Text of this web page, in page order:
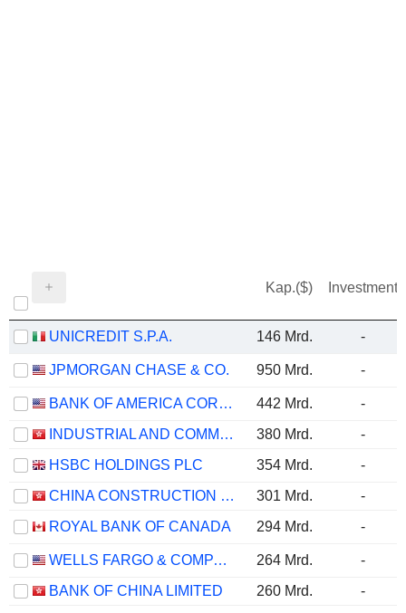
Kap.($) Investment
UNICREDIT S.P.A. 146 Mrd. -
JPMORGAN CHASE & CO. 950 Mrd. -
BANK OF AMERICA CORPORATION 442 Mrd.
-
INDUSTRIAL AND COMMERCIAL BANK OF CHINA LIMITED
380 Mrd.
-
HSBC HOLDINGS PLC
354 Mrd.
-
CHINA CONSTRUCTION BANK CORPORATION
301 Mrd.
-
ROYAL BANK OF CANADA
294 Mrd. -
WELLS FARGO & COMPANY 264 Mrd.
-
BANK OF CHINA LIMITED
260 Mrd.
-